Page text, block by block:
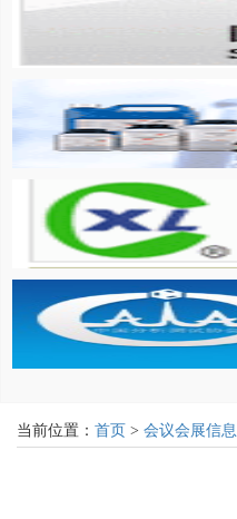
当前位置： 首页 > 会议会展信息